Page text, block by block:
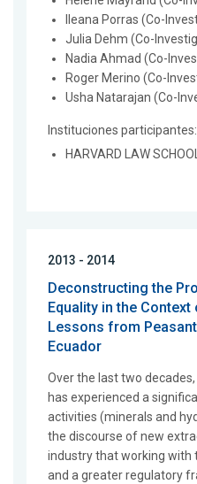
Ileana Porras (Co-
Julia Dehm (Co-
Nadia Ahmad (Co-
Roger Merino (Co-
Usha Natarajan (Co-
Instituciones participantes:
HARVARD LAW
2013 - 2014
Deconstructing the
Equality in the
Lessons from
Ecuador
Over the last two
has experienced a
activities (minerals and
the discourse of new
industry that working with
and a greater regulatory